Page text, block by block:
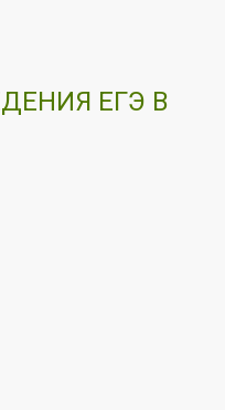
ЕГЭ В